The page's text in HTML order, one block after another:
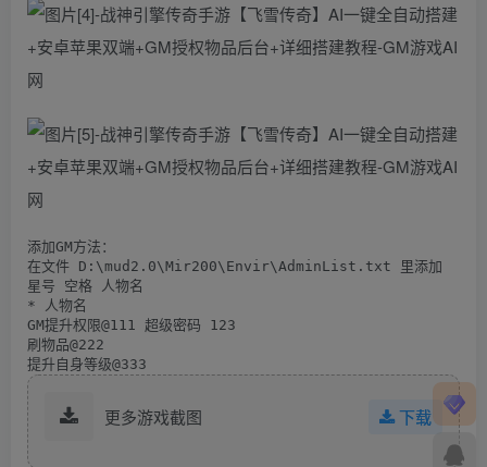
添加GM方法：
在文件 D:\mud2.0\Mir200\Envir\AdminList.txt 里添加
星号 空格 人物名
* 人物名
GM提升权限@111 超级密码 123
刷物品@222
提升自身等级@333
更多游戏截图 下载